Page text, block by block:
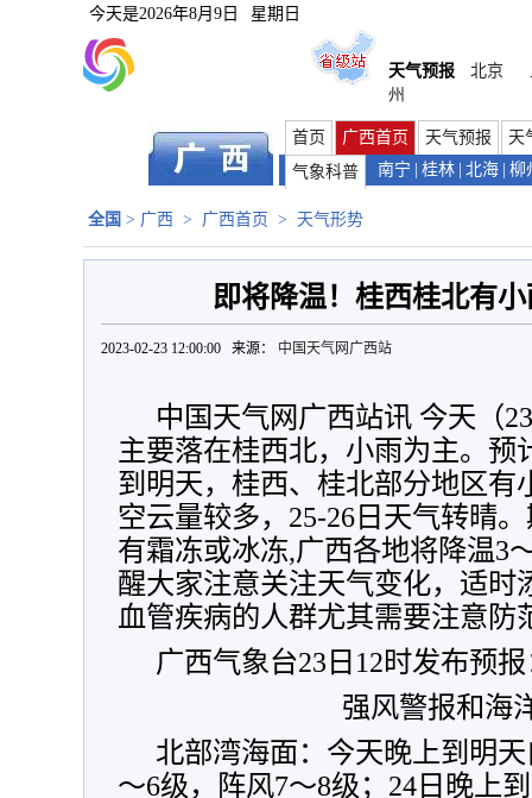
今天是2026年8月9日 星期日
天气预报 北京
州
首页 广西首页 天气预报
天
气象科普
南宁 桂林 北海 柳
全国 > 广西 > 广西首页 > 天气形势
即将降温！桂西桂北有
2023-02-23 12:00:00 来源： 中国天气网广西站
中国天气网广西站讯 今天（
主要落在桂西北，小雨为主。预
到明天，桂西、桂北部分地区有
空云量较多，25-26日天气转晴
有霜冻或冰冻,广西各地将降温
醒大家注意关注天气变化，适时
血管疾病的人群尤其需要注意防
广西气象台23日12时发布预
强风警报和海
北部湾海面：今天晚上到明
～6级，阵风7～8级；24日晚上